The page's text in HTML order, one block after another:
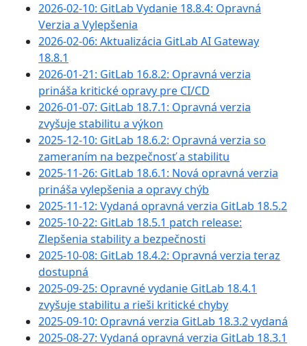
2026-02-10: GitLab Vydanie 18.8.4: Opravná
Verzia a Vylepšenia
2026-02-06: Aktualizácia GitLab AI Gateway
18.8.1
2026-01-21: GitLab 16.8.2: Opravná verzia
prináša kritické opravy pre CI/CD
2026-01-07: GitLab 18.7.1: Opravná verzia
zvyšuje stabilitu a výkon
2025-12-10: GitLab 18.6.2: Opravná verzia so
zameraním na bezpečnosť a stabilitu
2025-11-26: GitLab 18.6.1: Nová opravná verzia
prináša vylepšenia a opravy chýb
2025-11-12: Vydaná opravná verzia GitLab 18.5.2
2025-10-22: GitLab 18.5.1 patch release:
Zlepšenia stability a bezpečnosti
2025-10-08: GitLab 18.4.2: Opravná verzia teraz
dostupná
2025-09-25: Opravné vydanie GitLab 18.4.1
zvyšuje stabilitu a rieši kritické chyby
2025-09-10: Opravná verzia GitLab 18.3.2 vydaná
2025-08-27: Vydaná opravná verzia GitLab 18.3.1